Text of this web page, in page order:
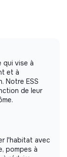
/ Food
qui vise à
et à
Notre ESS
de leur
l'habitat avec
pompes à